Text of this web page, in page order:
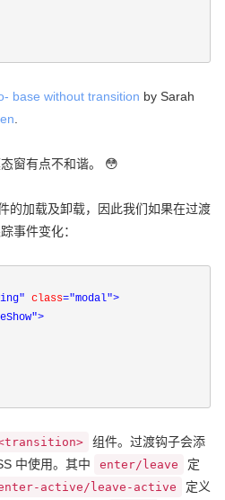
base without transition by Sarah
窗有点不和谐。 😳
的加载及卸载，因此我们如果在过渡
事件变化：
class="modal">
>
组件。过渡钩子会添
中使用。其中 enter/leave
定
active/leave-active 定义